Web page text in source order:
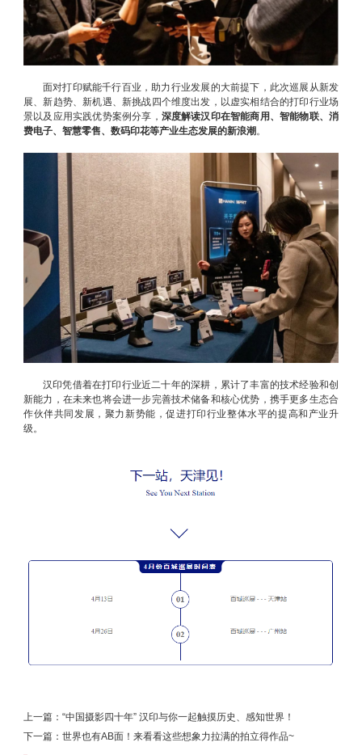
面对打印赋能千行百业，助力行业发展的大前提下，此次巡展从新发
展、新趋势、新机遇、新挑战四个维度出发，以虚实相结合的打印行业场
景以及应用实践优势案例分享， 深度解读汉印在智能商用、智能物联、消
费电子、智慧零售、数码印花等产业生态发展的新浪潮。
汉印凭借着在打印行业近二十年的深耕，累计了丰富的技术经验和创
新能力，在未来也将会进一步完善技术储备和核心优势，携手更多生态合
作伙伴共同发展，聚力新势能，促进打印行业整体水平的提高和产业升
级。
上一篇： “中国摄影四十年” 汉印与你一起触摸历史、感知世界！
下一篇： 世界也有AB面！来看看这些想象力拉满的拍立得作品~